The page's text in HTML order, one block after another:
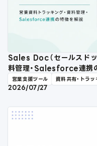
Sales Doc（セールスドッ
料管理・Salesforce連携
営業支援ツール 資料共有・トラッ
2026/07/27